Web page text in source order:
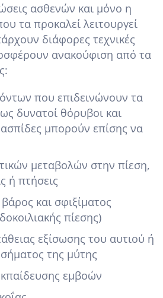
ασθενών και μόνο η
τα προκαλεί λειτουργεί
διάφορες τεχνικές
ανακούφιση από τα
που επιδεινώνουν τα
δυνατοί θόρυβοι και
μπορούν επίσης να
μεταβολών στην πίεση,
ή πτήσεις
και σφιξίματος
πίεσης)
εξίσωσης του αυτιού ή
της μύτης
εμβοών